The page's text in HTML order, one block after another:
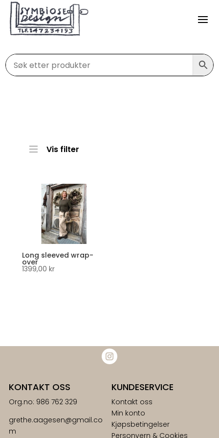
Vis filter
Long sleeved wrap-
over
1399,00 kr
KONTAKT OSS
Org.no: 986 762 329
grethe.aagesen@gmail.co
m
KUNDESERVICE
Kontakt oss
Min konto
Kjøpsbetingelser
Personvern & Cookies